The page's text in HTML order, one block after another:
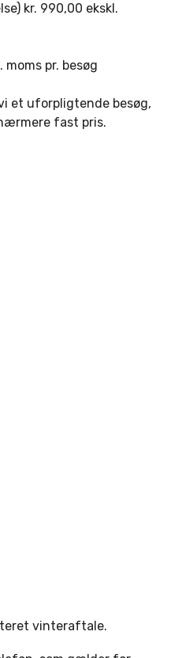
kr. 990,00 ekskl.
moms pr. besøg
et uforpligtende besøg,
fast pris.
vinteraftale.